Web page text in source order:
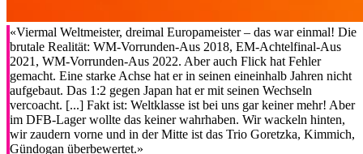
«Viermal Weltmeister, dreimal Europameister – das war einmal! Die
brutale Realität: WM-Vorrunden-Aus 2018, EM-Achtelfinal-Aus
2021, WM-Vorrunden-Aus 2022. Aber auch Flick hat Fehler
gemacht. Eine starke Achse hat er in seinen eineinhalb Jahren nicht
aufgebaut. Das 1:2 gegen Japan hat er mit seinen Wechseln
vercoacht. [...] Fakt ist: Weltklasse ist bei uns gar keiner mehr! Aber
im DFB-Lager wollte das keiner wahrhaben. Wir wackeln hinten,
wir zaudern vorne und in der Mitte ist das Trio Goretzka, Kimmich,
Gündogan überbewertet.»